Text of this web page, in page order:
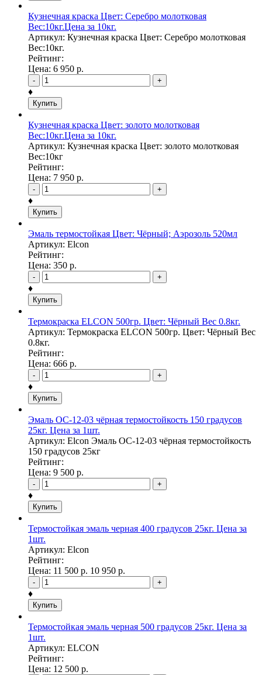
Кузнечная краска Цвет: Серебро молотковая
Вес:10кг.Цена за 10кг.
Артикул: Кузнечная краска Цвет: Серебро молотковая
Вес:10кг.
Рейтинг:
Цена: 6 950 р.
- +
♦
Купить
Кузнечная краска Цвет: золото молотковая
Вес:10кг.Цена за 10кг.
Артикул: Кузнечная краска Цвет: золото молотковая
Вес:10кг
Рейтинг:
Цена: 7 950 р.
- +
♦
Купить
Эмаль термостойкая Цвет: Чёрный; Аэрозоль 520мл
Артикул: Elcon
Рейтинг:
Цена: 350 р.
- +
♦
Купить
Термокраска ELCON 500гр. Цвет: Чёрный Вес 0.8кг.
Артикул: Термокраска ELCON 500гр. Цвет: Чёрный Вес
0.8кг.
Рейтинг:
Цена: 666 р.
- +
♦
Купить
Эмаль ОС-12-03 чёрная термостойкость 150 градусов
25кг. Цена за 1шт.
Артикул: Elcon Эмаль ОС-12-03 чёрная термостойкость
150 градусов 25кг
Рейтинг:
Цена: 9 500 р.
- +
♦
Купить
Термостойкая эмаль черная 400 градусов 25кг. Цена за
1шт.
Артикул: Elcon
Рейтинг:
Цена: 11 500 р. 10 950 р.
- +
♦
Купить
Термостойкая эмаль черная 500 градусов 25кг. Цена за
1шт.
Артикул: ELCON
Рейтинг:
Цена: 12 500 р.